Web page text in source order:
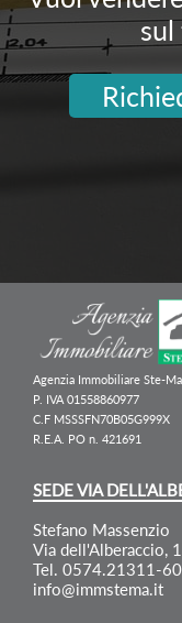
sul
Agenzia Immobiliare Ste-
P. IVA 01558860977
C.F MSSSFN70B05G999X
R.E.A. PO n. 421691
SEDE VIA
Stefano Massenzio
Via dell'Alberaccio,
Tel. 0574.21311-
info@immstema.it